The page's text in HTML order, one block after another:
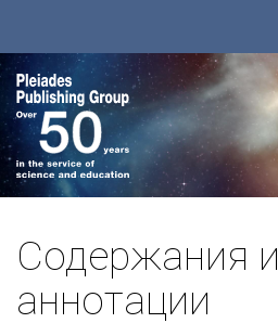
Содержания и
аннотации